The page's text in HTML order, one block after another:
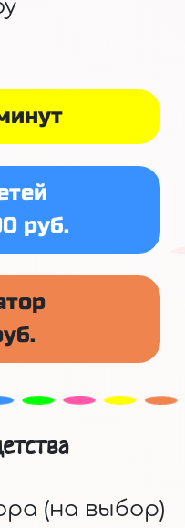
руб.
(на выбор)